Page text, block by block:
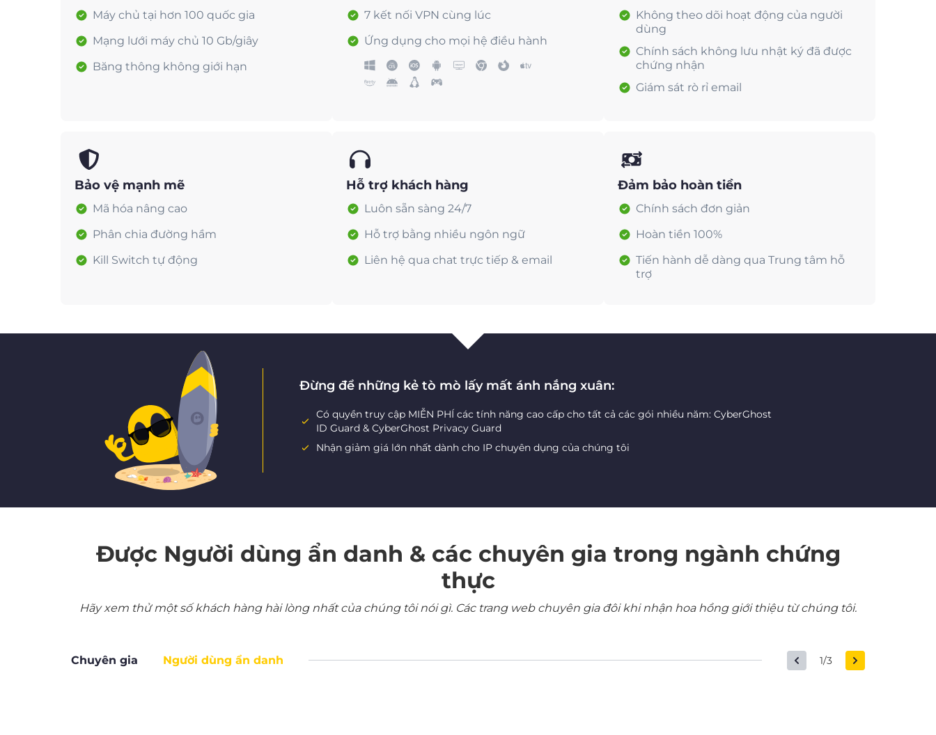
Máy chủ tại hơn 100 quốc gia
Mạng lưới máy chủ 10 Gb/giây
Băng thông không giới hạn
7 kết nối VPN cùng lúc
Ứng dụng cho mọi hệ điều hành
Không theo dõi hoạt động của người
dùng
Chính sách không lưu nhật ký đã được
chứng nhận
Giám sát rò rỉ email
Bảo vệ mạnh mẽ
Mã hóa nâng cao
Phân chia đường hầm
Kill Switch tự động
Hỗ trợ khách hàng
Luôn sẵn sàng 24/7
Hỗ trợ bằng nhiều ngôn ngữ
Liên hệ qua chat trực tiếp & email
Đảm bảo hoàn tiền
Chính sách đơn giản
Hoàn tiền 100%
Tiến hành dễ dàng qua Trung tâm hỗ
trợ
Đừng để những kẻ tò mò lấy mất ánh nắng xuân:
Có quyền truy cập MIỄN PHÍ các tính năng cao cấp cho tất cả các gói nhiều năm: CyberGhost
ID Guard & CyberGhost Privacy Guard
Nhận giảm giá lớn nhất dành cho IP chuyên dụng của chúng tôi
Được Người dùng ẩn danh & các chuyên gia trong ngành chứng
thực
Hãy xem thử một số khách hàng hài lòng nhất của chúng tôi nói gì. Các trang web chuyên gia đôi khi nhận hoa hồng giới thiệu từ chúng tôi.
Chuyên gia Người dùng ẩn danh 1/3